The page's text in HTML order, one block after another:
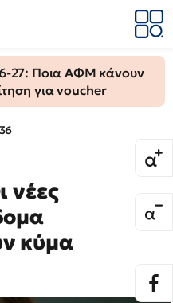
27: Ποια ΑΦΜ κάνουν
για voucher
νέες
κύμα